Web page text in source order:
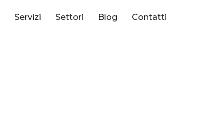
Servizi Settori Blog Contatti